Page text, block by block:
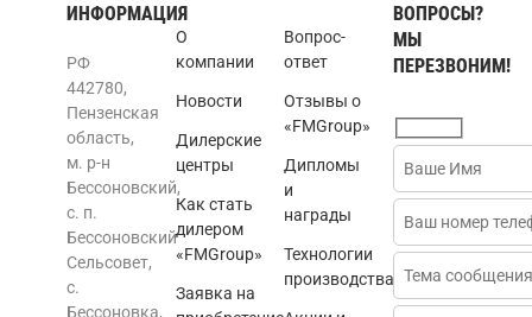
ИНФОРМАЦИЯ
РФ
442780,
Пензенская
область,
м. р-н
Бессоновский,
с. п.
Бессоновский
Сельсовет,
с.
Бессоновка,
О
компании
Новости
Дилерские
центры
Как стать
дилером
«FMGroup»
Заявка на
Вопрос-
ответ
Отзывы о
«FMGroup»
Дипломы
и
награды
Технологии
производства
ВОПРОСЫ?
МЫ
ПЕРЕЗВОНИМ!